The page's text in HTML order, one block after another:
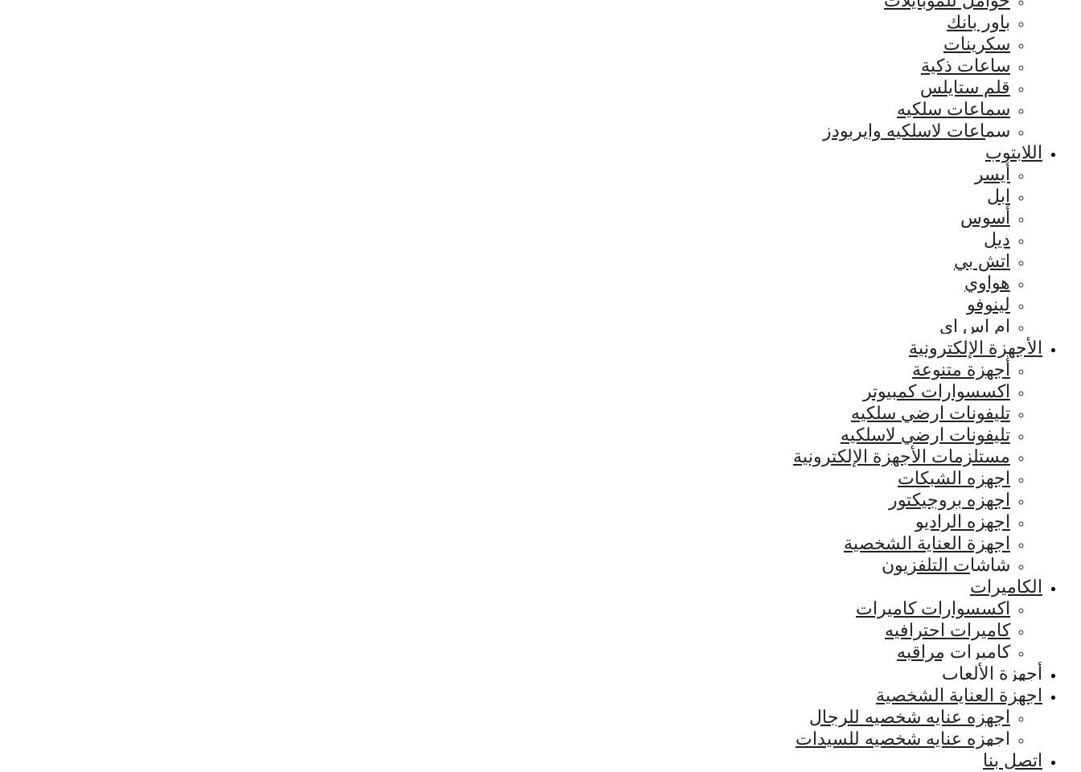
باور بانك
سكرينات
ساعات ذكية
قلم ستايلس
سماعات سلكيه
سماعات لاسلكيه وايربودز
اللابتوب
أيسر
ابل
أسوس
ديل
اتش بي
هواوي
لينوفو
ام اس اي
الأجهزة الإلكترونية
أجهزة متنوعة
اكسسوارات كمبيوتر
تليفونات ارضي سلكيه
تليفونات ارضي لاسلكيه
مستلزمات الأجهزة الإلكترونية
اجهزه الشبكات
اجهزه بروجيكتور
اجهزه الراديو
اجهزة العناية الشخصية
شاشات التلفزيون
الكاميرات
اكسسوارات كاميرات
كاميرات احترافيه
كاميرات مراقبه
أجهزة الألعاب
اجهزة العناية الشخصية
اجهزه عنايه شخصيه للرجال
اجهزه عنايه شخصيه للسيدات
اتصل بنا